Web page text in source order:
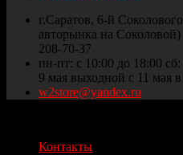
г.Саратов, 6-й
авторынка на
208-70-37
пн-пт: с 10:00 до 18:00
9 мая выходной с 11 мая
w2store@yandex.ru
Контакты